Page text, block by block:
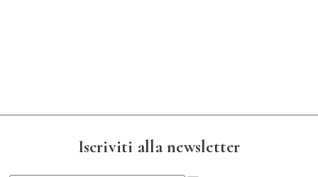
Iscriviti alla newsletter